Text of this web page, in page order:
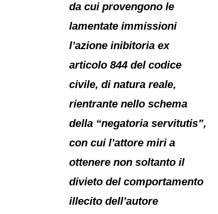
da cui provengono le
lamentate immissioni
l’azione inibitoria ex
articolo 844 del codice
civile, di natura reale,
rientrante nello schema
della “negatoria servitutis”,
con cui l’attore miri a
ottenere non soltanto il
divieto del comportamento
illecito dell’autore